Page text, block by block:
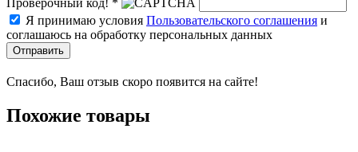
Проверочный код! *
Я принимаю условия Пользовательского соглашения и
соглашаюсь на обработку персональных данных
Отправить
Спасибо, Ваш отзыв скоро появится на сайте!
Похожие товары